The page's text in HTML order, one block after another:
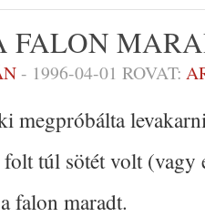
FALON
- 1996-04-01 ROVAT:
megpróbálta
folt túl sötét volt
falon maradt.